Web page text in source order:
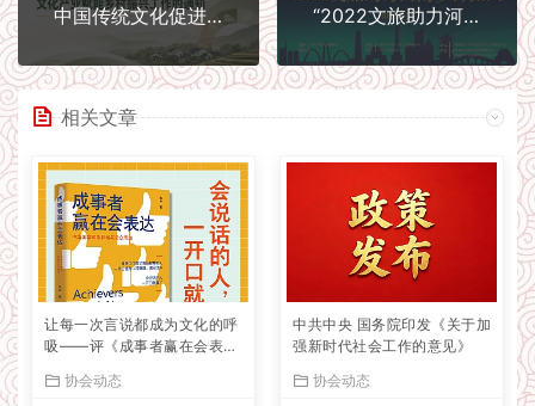
中国传统文化促进会关于开展 文化产业赋能乡村振兴工作的通知
“2022文旅助力河南乡村振兴研讨会”在河南开封成功举办
相关文章
让每一次言说都成为文化的呼
吸——评《成事者赢在会表
协会动态
中共中央 国务院印发《关于加
强新时代社会工作的意见》
协会动态